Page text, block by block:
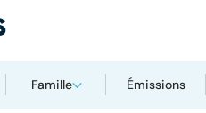
Famille Émissions